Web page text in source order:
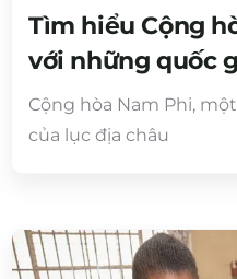
Tìm hiểu Cộng
với những quốc
Cộng hòa Nam Phi,
của lục địa châu